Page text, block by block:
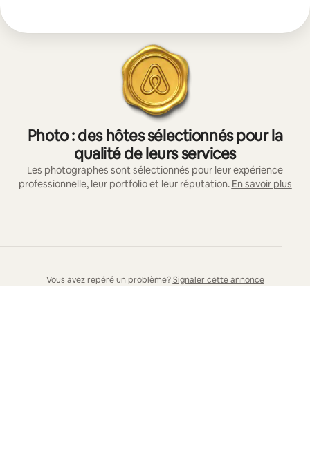
Photo : des hôtes sélectionnés pour la
qualité de leurs services
Les photographes sont sélectionnés pour leur expérience
professionnelle, leur portfolio et leur réputation. En savoir plus
Vous avez repéré un problème? Signaler cette annonce